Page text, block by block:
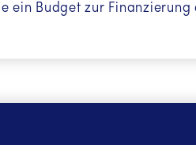
ein Budget zur Finanzierung